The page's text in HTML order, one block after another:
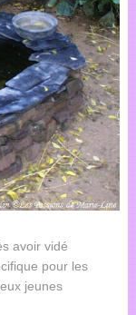
avoir vidé
pour les
jeunes